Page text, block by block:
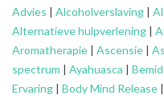
Advies | Alcoholverslaving |
Alternatieve hulpverlening |
Aromatherapie | Ascensie |
spectrum | Ayahuasca |
Ervaring | Body Mind Release |